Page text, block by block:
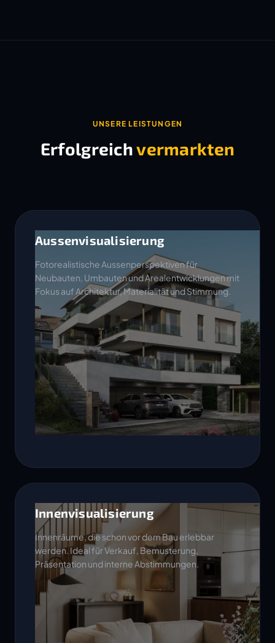
UNSERE LEISTUNGEN
Erfolgreichvermarkten
Aussenvisualisierung
Fotorealistische Aussenperspektiven für
Neubauten, Umbauten und Arealentwicklungen mit
Fokus auf Architektur, Materialität und Stimmung.
Innenvisualisierung
Innenräume, die schon vor dem Bau erlebbar
werden. Ideal für Verkauf, Bemusterung,
Präsentation und interne Abstimmungen.